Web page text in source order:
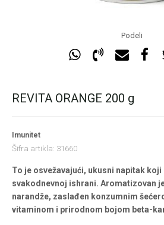
Podeli
REVITA ORANGE 200 g
Imunitet
Šifra artikla: 31660
To je osvežavajući, ukusni napitak
svakodnevnoj ishrani. Aromatizovan
narandže, zaslađen konzumnim
vitaminom i prirodnom bojom beta-